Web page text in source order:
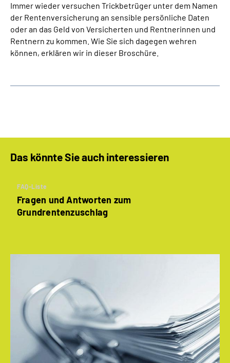
Immer wieder versuchen Trickbetrüger unter dem Namen
der Rentenversicherung an sensible persönliche Daten
oder an das Geld von Versicherten und Rentnerinnen und
Rentnern zu kommen. Wie Sie sich dagegen wehren
können, erklären wir in dieser Broschüre.
Das könnte Sie auch interessieren
FAQ-Liste
Fragen und Antworten zum
Grundrentenzuschlag